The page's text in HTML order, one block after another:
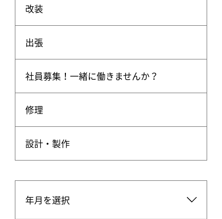
改装
出張
社員募集！一緒に働きませんか？
修理
設計・製作